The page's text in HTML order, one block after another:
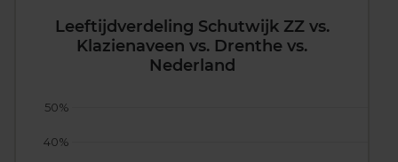
Leeftijdverdeling Schutwijk ZZ vs.
Klazienaveen vs. Drenthe vs.
Nederland
40%
50%